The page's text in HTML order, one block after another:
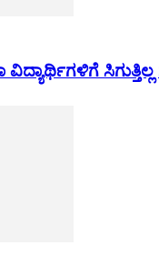
ವಿದ್ಯಾರ್ಥಿಗಳಿಗೆ